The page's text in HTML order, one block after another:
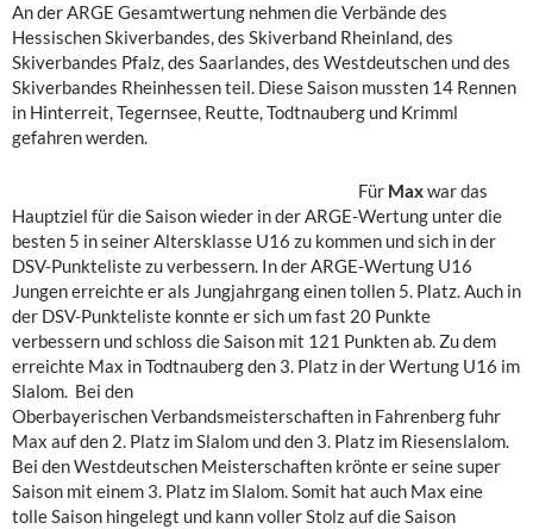
An der ARGE Gesamtwertung nehmen die Verbände des
Hessischen Skiverbandes, des Skiverband Rheinland, des
Skiverbandes Pfalz, des Saarlandes, des Westdeutschen und des
Skiverbandes Rheinhessen teil. Diese Saison mussten 14 Rennen
in Hinterreit, Tegernsee, Reutte, Todtnauberg und Krimml
gefahren werden.
Für Maxwar das
Hauptziel für die Saison wieder in der ARGE-Wertung unter die
besten 5 in seiner Altersklasse U16 zu kommen und sich in der
DSV-Punkteliste zu verbessern. In der ARGE-Wertung U16
Jungen erreichte er als Jungjahrgang einen tollen 5. Platz. Auch in
der DSV-Punkteliste konnte er sich um fast 20 Punkte
verbessern und schloss die Saison mit 121 Punkten ab. Zu dem
erreichte Max in Todtnauberg den 3. Platz in der Wertung U16 im
Slalom. Bei den
Oberbayerischen Verbandsmeisterschaften in Fahrenberg fuhr
Max auf den 2. Platz im Slalom und den 3. Platz im Riesenslalom.
Bei den Westdeutschen Meisterschaften krönte er seine super
Saison mit einem 3. Platz im Slalom. Somit hat auch Max eine
tolle Saison hingelegt und kann voller Stolz auf die Saison